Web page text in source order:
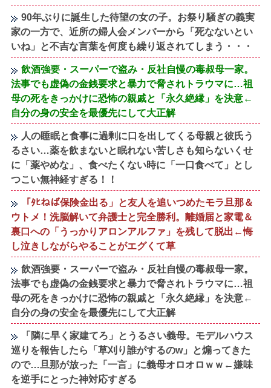
90年ぶりに誕生した待望の女の子。お祭り騒ぎの義実
家の一方で、近所の婦人会メンバーから「死なないとい
いね」と不吉な言葉を何度も繰り返されてしまう・・・
飲酒強要・スーパーで盗み・反社自慢の毒叔母一家。
法事でも虚偽の金銭要求と暴力で脅されトラウマに…祖
母の死をきっかけに恐怖の親戚と「永久絶縁」を決意←
自分の身の安全を最優先にして大正解
人の睡眠と食事に過剰に口を出してくる母親と彼氏う
るさい…薬を飲まないと眠れない苦しさも知らないくせ
に「薬やめな」、食べたくない時に「一口食べて」とし
つこい無神経すぎる！！
「ﾀﾋねば保険金出る」と友人を追いつめたモラ旦那＆
ウトメ！洗脳解いて弁護士と完全勝利。離婚届と家電＆
裏口への「うっかりアロンアルファ」を残して脱出←悔
し泣きしながらやることがエグくて草
飲酒強要・スーパーで盗み・反社自慢の毒叔母一家。
法事でも虚偽の金銭要求と暴力で脅されトラウマに…祖
母の死をきっかけに恐怖の親戚と「永久絶縁」を決意←
自分の身の安全を最優先にして大正解
「隣に早く家建てろ」とうるさい義母。モデルハウス
巡りを報告したら「草刈り誰がするのw」と煽ってきた
ので…旦那が放った「一言」に義母オロオロｗｗ←嫌味
を逆手にとった神対応すぎる